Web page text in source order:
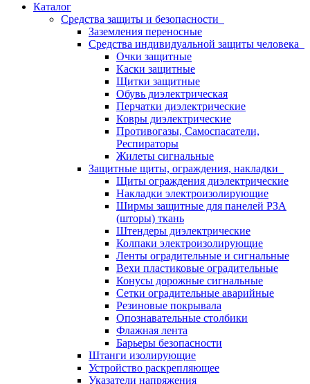
Каталог
Средства защиты и безопасности
Заземления переносные
Средства индивидуальной защиты человека
Очки защитные
Каски защитные
Щитки защитные
Обувь диэлектрическая
Перчатки диэлектрические
Ковры диэлектрические
Противогазы, Самоспасатели,
Респираторы
Жилеты сигнальные
Защитные щиты, ограждения, накладки
Щиты ограждения диэлектрические
Накладки электроизолирующие
Ширмы защитные для панелей РЗА
(шторы) ткань
Штендеры диэлектрические
Колпаки электроизолирующие
Ленты оградительные и сигнальные
Вехи пластиковые оградительные
Конусы дорожные сигнальные
Сетки оградительные аварийные
Резиновые покрывала
Опознавательные столбики
Флажная лента
Барьеры безопасности
Штанги изолирующие
Устройство раскрепляющее
Указатели напряжения